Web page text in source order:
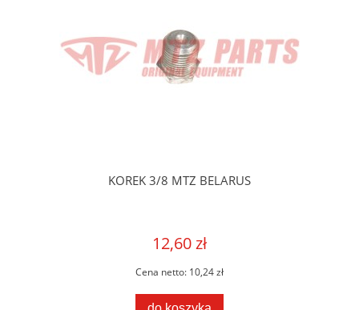
KOREK 3/8 MTZ BELARUS
12,60 zł
Cena netto: 10,24 zł